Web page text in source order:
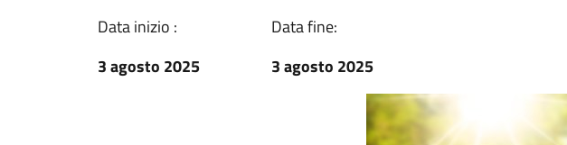
Data inizio :
3 agosto 2025
Data fine:
3 agosto 2025